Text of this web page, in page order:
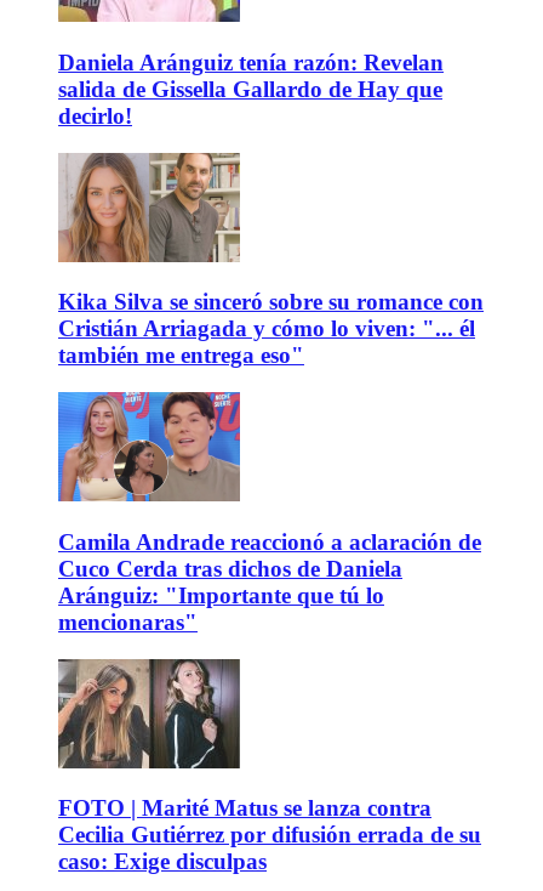
Daniela Aránguiz tenía razón: Revelan
salida de Gissella Gallardo de Hay que
decirlo!
Kika Silva se sinceró sobre su romance con
Cristián Arriagada y cómo lo viven: "... él
también me entrega eso"
Camila Andrade reaccionó a aclaración de
Cuco Cerda tras dichos de Daniela
Aránguiz: "Importante que tú lo
mencionaras"
FOTO | Marité Matus se lanza contra
Cecilia Gutiérrez por difusión errada de su
caso: Exige disculpas